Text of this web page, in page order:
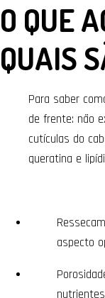
O QUE
QUAIS
Para saber
de frente: não
cutículas do
queratina e
aspecto